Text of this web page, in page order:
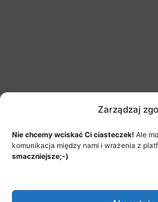
Zarządzaj
Nie chcemy wciskać Ci ciasteczek! Ale
komunikacja między nami i wrażenia z
smaczniejsze;-)